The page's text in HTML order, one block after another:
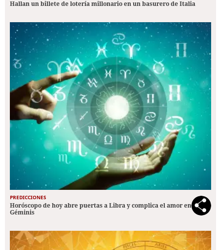
Hallan un billete de lotería millonario en un basurero de Italia
PREDICCIONES
Horóscopo de hoy abre puertas a Libra y complica el amor en
Géminis